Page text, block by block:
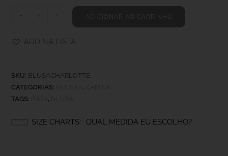
+
ADD NA LISTA
SKU: BLUSACHARLOTTE
CATEGORIAS:
,
TAGS:
,
SIZE CHARTS QUAL MEDIDA EU ESCOLHO?